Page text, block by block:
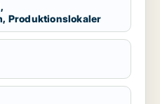
Produktionslokaler